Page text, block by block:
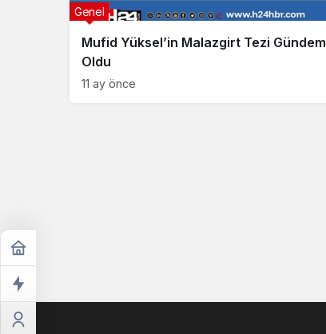
Mufid Yüksel’in Malazgirt Tezi Gündem
Oldu
Genel
11 ay önce